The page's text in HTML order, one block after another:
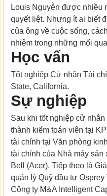
Louis Nguyễn được nhiều
quyết liệt. Nhưng ít ai biết
của ông về cuộc sống,
nhiệm trong những mối
Học vấn
Tốt nghiệp Cử nhân Tài
State, California.
Sự nghiệp
Sau khi tốt nghiệp cử
thành kiểm toán viên tại
tài chính tại Văn phòng
tài chính của Nhà máy sản
Bell (Acer). Tiếp theo là
quản lý Quỹ đầu tư
Công ty M&A Intelligent